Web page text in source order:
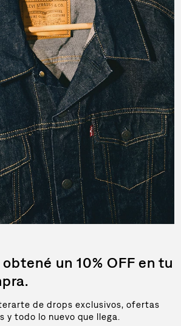
un 10% OFF en tu
de drops exclusivos, ofertas
y todo lo nuevo que llega.